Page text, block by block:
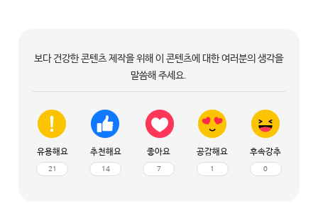
보다 건강한 콘텐츠 제작을 위해 이 콘텐츠에 대한 여러분의 생각을
말씀해 주세요.
유용해요
21
추천해요
14
좋아요
7
공감해요
1
후속강추
0